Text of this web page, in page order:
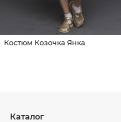
Костюм Козочка Янка
Каталог